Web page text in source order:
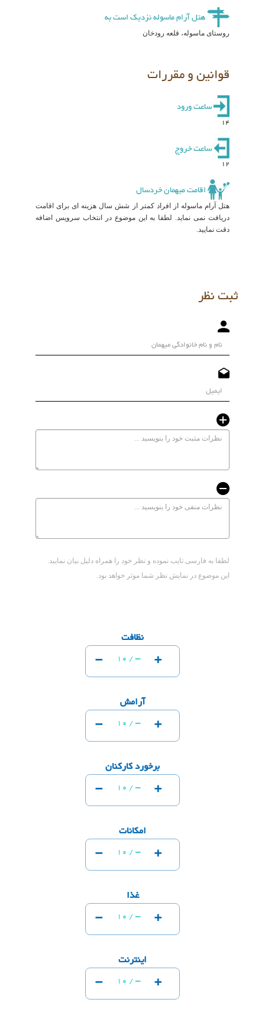
هتل آرام ماسوله نزدیک است به
روستای ماسوله، قلعه رودخان
قوانین و مقررات
ساعت ورود
14
ساعت خروج
12
اقامت میهمان خردسال
هتل آرام ماسوله از افراد کمتر از شش سال هزینه ای برای اقامت
دریافت نمی نماید. لطفا به این موضوع در انتخاب سرویس اضافه
دقت نمایید.
ثبت نظر
لطفا به فارسی تایب نموده و نظر خود را همراه دلیل بیان نمایید.
این موضوع در نمایش نظر شما موثر خواهد بود.
نظافت
- 10 / - +
آرامش
- 10 / - +
برخورد کارکنان
- 10 / - +
امکانات
- 10 / - +
غذا
- 10 / - +
اینترنت
- 10 / - +